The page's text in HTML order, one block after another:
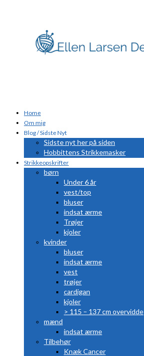
Home
Om mig
Blog / Sidste Nyt
Sidste nyt her på siden
Hobbittens Strikkemasker
Strikkeopskrifter
børn
Under 6 år
vest/top
bluser
indsat ærme
Trøjer
kjoler
kvinder
bluser
indsat ærme
vest
trøjer
cardigan
kjoler
> 115 – 137 cm overvidde
mænd
indsat ærme
Tilbehør
Knæk Cancer